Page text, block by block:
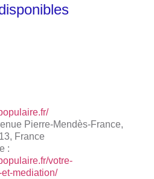
Pierre-Mendès-France,
France
:
votre-
mediation/